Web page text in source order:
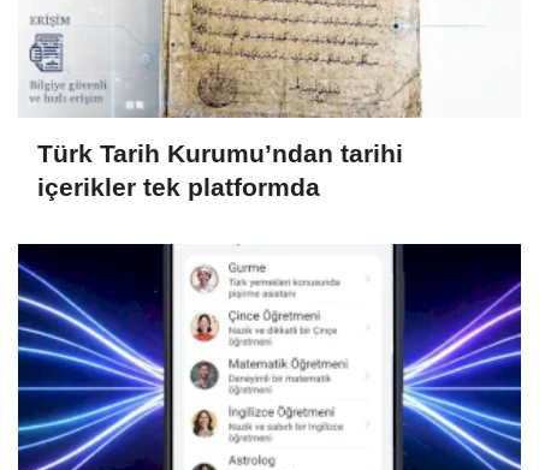
Türk Tarih Kurumu’ndan tarihi
içerikler tek platformda